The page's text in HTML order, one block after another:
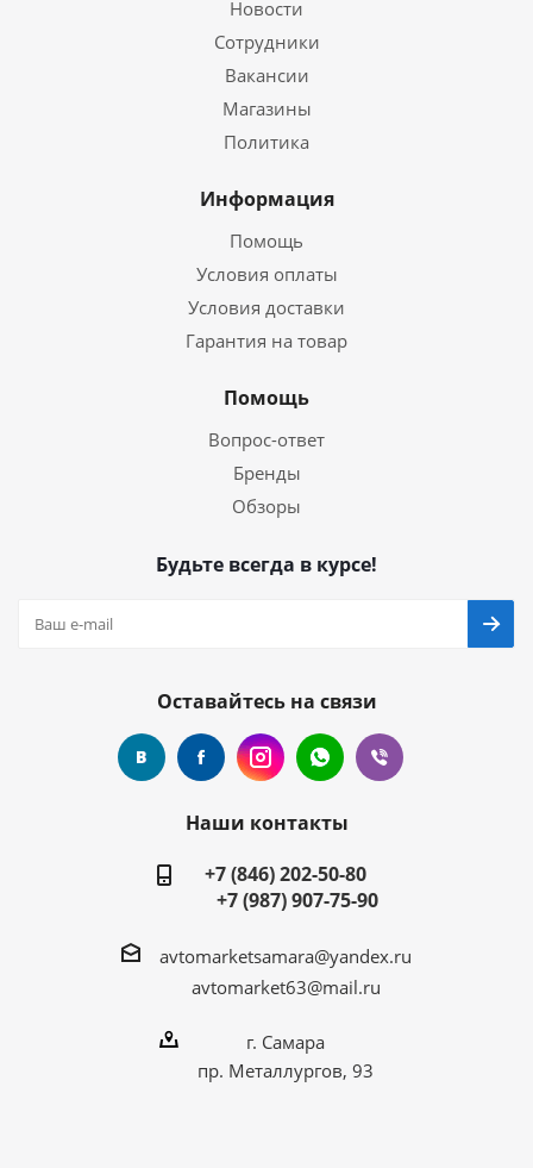
Новости
Сотрудники
Вакансии
Магазины
Политика
Информация
Помощь
Условия оплаты
Условия доставки
Гарантия на товар
Помощь
Вопрос-ответ
Бренды
Обзоры
Будьте всегда в курсе!
Оставайтесь на связи
Наши контакты
+7 (846) 202-50-80
+7 (987) 907-75-90
avtomarketsamara@yandex.ru
avtomarket63@mail.ru
г. Самара
пр. Металлургов, 93